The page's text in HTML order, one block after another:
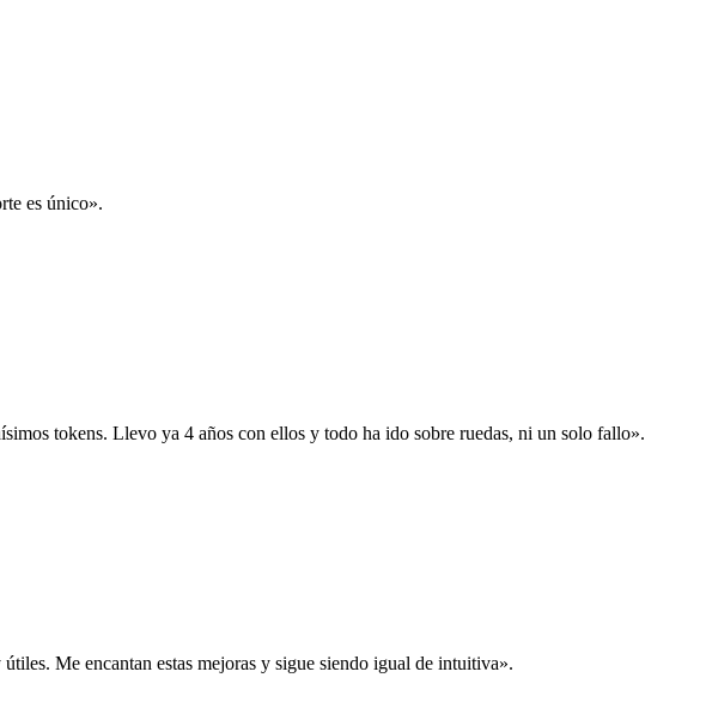
es único».
tokens. Llevo ya 4 años con ellos y todo ha ido sobre ruedas, ni un solo fallo».
Me encantan estas mejoras y sigue siendo igual de intuitiva».